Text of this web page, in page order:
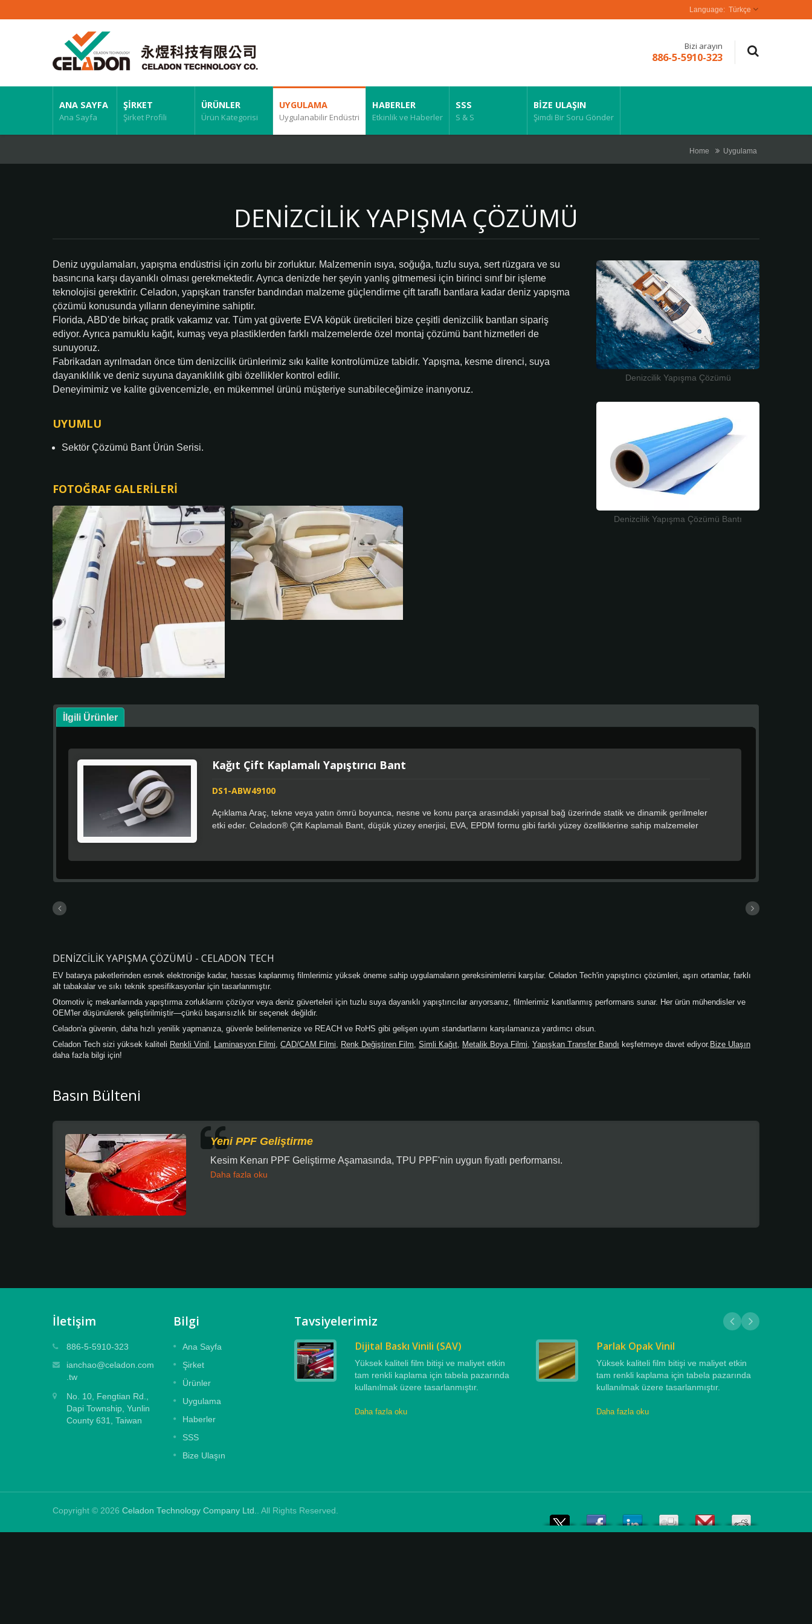
Türkçe
Bizi arayın
886-5-5910-323
ANA SAYFA
Ana Sayfa
ŞIRKET
Şirket Profili
ÜRÜNLER
Ürün Kategorisi
UYGULAMA
Uygulanabilir Endüstri
HABERLER
Etkinlik ve Haberler
SSS
S & S
BIZE ULAŞIN
Şimdi Bir Soru Gönder
Home Uygulama
DENIZCILIK YAPIŞMA ÇÖZÜMÜ
Denizcilik Yapışma Çözümü
Denizcilik Yapışma Çözümü Bantı
Deniz uygulamaları, yapışma endüstrisi için zorlu bir zorluktur. Malzemenin ısıya, soğuğa, tuzlu suya, sert rüzgara ve su
basıncına karşı dayanıklı olması gerekmektedir. Ayrıca denizde her şeyin yanlış gitmemesi için birinci sınıf bir işleme
teknolojisi gerektirir. Celadon, yapışkan transfer bandından malzeme güçlendirme çift taraflı bantlara kadar deniz yapışma
çözümü konusunda yılların deneyimine sahiptir.
Florida, ABD'de birkaç pratik vakamız var. Tüm yat güverte EVA köpük üreticileri bize çeşitli denizcilik bantları sipariş
ediyor. Ayrıca pamuklu kağıt, kumaş veya plastiklerden farklı malzemelerde özel montaj çözümü bant hizmetleri de
sunuyoruz.
Fabrikadan ayrılmadan önce tüm denizcilik ürünlerimiz sıkı kalite kontrolümüze tabidir. Yapışma, kesme direnci, suya
dayanıklılık ve deniz suyuna dayanıklılık gibi özellikler kontrol edilir.
Deneyimimiz ve kalite güvencemizle, en mükemmel ürünü müşteriye sunabileceğimize inanıyoruz.
UYUMLU
Sektör Çözümü Bant Ürün Serisi.
FOTOĞRAF GALERILERI
İlgili Ürünler
Kağıt Çift Kaplamalı Yapıştırıcı Bant
DS1-ABW49100
Açıklama Araç, tekne veya yatın ömrü boyunca, nesne ve konu parça arasındaki yapısal bağ üzerinde statik ve dinamik gerilmeler
etki eder. Celadon® Çift Kaplamalı Bant, düşük yüzey enerjisi, EVA, EPDM formu gibi farklı yüzey özelliklerine sahip malzemeler
Uygulama Teknikleri Celadon'un yapışma gücü, uygulama sırasında geliştirilen yapıştırıcı yüzey temas alanına ve alt tabaka
DENIZCILIK YAPIŞMA ÇÖZÜMÜ - CELADON TECH
EV batarya paketlerinden esnek elektroniğe kadar, hassas kaplanmış filmlerimiz yüksek öneme sahip uygulamaların gereksinimlerini karşılar. Celadon Tech'in yapıştırıcı çözümleri, aşırı ortamlar, farklı
alt tabakalar ve sıkı teknik spesifikasyonlar için tasarlanmıştır.
Otomotiv iç mekanlarında yapıştırma zorluklarını çözüyor veya deniz güverteleri için tuzlu suya dayanıklı yapıştırıcılar arıyorsanız, filmlerimiz kanıtlanmış performans sunar. Her ürün mühendisler ve
OEM'ler düşünülerek geliştirilmiştir—çünkü başarısızlık bir seçenek değildir.
Celadon'a güvenin, daha hızlı yenilik yapmanıza, güvenle belirlemenize ve REACH ve RoHS gibi gelişen uyum standartlarını karşılamanıza yardımcı olsun.
Celadon Tech sizi yüksek kaliteli Renkli Vinil , Laminasyon Filmi, CAD/CAM Filmi, Renk Değiştiren Film, Simli Kağıt, Metalik Boya Filmi, Yapışkan Transfer Bandı keşfetmeye davet ediyor. Bize Ulaşın
daha fazla bilgi için!
Basın Bülteni
Yeni PPF Geliştirme
Kesim Kenarı PPF Geliştirme Aşamasında, TPU PPF'nin uygun fiyatlı performansı.
Daha fazla oku
İletişim
886-5-5910-323
ianchao@celadon.com
.tw
No. 10, Fengtian Rd.,
Dapi Township, Yunlin
County 631, Taiwan
Bilgi
Ana Sayfa
Şirket
Ürünler
Uygulama
Haberler
SSS
Bize Ulaşın
Tavsiyelerimiz
Kabartmalı Laminat Film
Büyük ve orta boy dijital baskıları
tasarlanmış, kalıntı bırakmayan özel güçlü
yapışkan.
Daha fazla oku
Dijital Baskı Vinili (SAV)
Yüksek kaliteli film bitişi ve maliyet etkin
tam renkli kaplama için tabela pazarında
kullanılmak üzere tasarlanmıştır.
Daha fazla oku
Parlak Opak Vinil
Yüksek kaliteli film bitişi ve maliyet etkin
tam renkli kaplama için tabela pazarında
kullanılmak üzere tasarlanmıştır.
Daha fazla oku
Copyright © 2026 Celadon Technology Company Ltd.. All Rights Reserved.